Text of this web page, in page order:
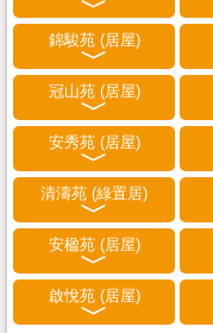
錦駿苑 (居屋)
冠山苑 (居屋)
安秀苑 (居屋)
清濤苑 (綠置居)
安楹苑 (居屋)
啟悅苑 (居屋)